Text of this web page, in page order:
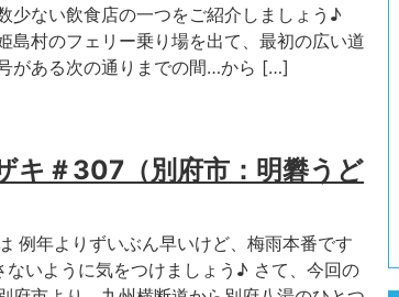
少ない飲食店の一つをご紹介しましょう♪
島村のフェリー乗り場を出て、最初の広い道
がある次の通りまでの間…から […]
キ＃307（別府市：明礬うど
例年よりずいぶん早いけど、梅雨本番です
いように気をつけましょう♪ さて、今回の